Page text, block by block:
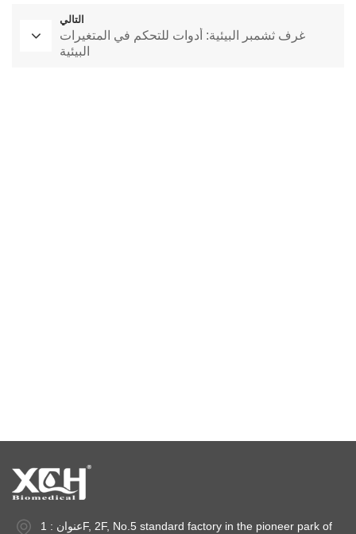
التالي
غرف ثشمبر البيئية: أدوات للتحكم في المتغيرات
البيئية
عنوان : 1F, 2F, No.5 standard factory in the pioneer park of